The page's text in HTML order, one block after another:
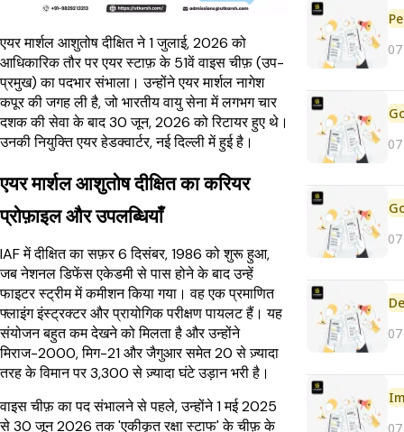
एयर मार्शल आशुतोष दीक्षित ने 1 जुलाई, 2026 को
आधिकारिक तौर पर एयर स्टाफ़ के 51वें वाइस चीफ़ (उप-
प्रमुख) का पदभार संभाला। उन्होंने एयर मार्शल नागेश
कपूर की जगह ली है, जो भारतीय वायु सेना में लगभग चार
दशक की सेवा के बाद 30 जून, 2026 को रिटायर हुए थे।
उनकी नियुक्ति एयर हेडक्वार्टर, नई दिल्ली में हुई है।
एयर मार्शल आशुतोष दीक्षित का करियर
प्रोफ़ाइल और उपलब्धियाँ
IAF में दीक्षित का सफ़र 6 दिसंबर, 1986 को शुरू हुआ,
जब नेशनल डिफेंस एकेडमी से पास होने के बाद उन्हें
फाइटर स्ट्रीम में कमीशन किया गया। वह एक प्रमाणित
फ्लाइंग इंस्ट्रक्टर और प्रायोगिक परीक्षण पायलट हैं। यह
संयोजन बहुत कम देखने को मिलता है और उन्होंने
मिराज-2000, मिग-21 और जैगुआर समेत 20 से ज़्यादा
तरह के विमान पर 3,300 से ज़्यादा घंटे उड़ान भरी है।
वाइस चीफ़ का पद संभालने से पहले, उन्होंने 1 मई 2025
से 30 जून 2026 तक 'एकीकृत रक्षा स्टाफ' के चीफ़ के